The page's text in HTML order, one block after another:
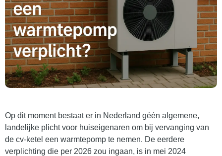
Op dit moment bestaat er in Nederland géén algemene,
landelijke plicht voor huiseigenaren om bij vervanging van
de cv-ketel een warmtepomp te nemen. De eerdere
verplichting die per 2026 zou ingaan, is in mei 2024